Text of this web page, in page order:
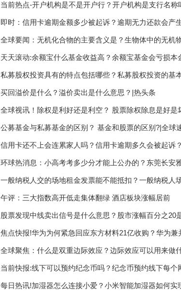
当前热点-开户机构是不是开户行？开户机构是支行名称
即时：信用卡逾期金额多少被起诉？逾期无力还款会产
全球要闻：无机化合物的主要含义是？生物体中的无机
天天滚动:余额宝什么基金收益高？余额宝基金会亏损本
私募股权投资具有的特点包括哪些？私募股权投资的基
买回溢价是什么？溢价卖出是什么意思？|热头条
全球视讯！除权是利好还是利空？ 股票除权除息是好是
公募基金与私募基金的区别？ 基金和股票的区别?|全球
信用卡还不上会连累家人吗？信用卡逾期多久会被起诉？
环球热消息：小高考考多少分才能上公办的？东莞长安
一般纳税人交的场地租金发票能不能抵扣？一般纳税人
点
午评：三大指数高开低走集体翻绿 酒店板块涨幅居前
股票发现中线卖出信号是什么意思？股市涨幅百分之20
焦点快报!华为为何紧急回应东方材料21亿收购？华为兼
全球聚焦：什么是双重边际效应？边际效应可以用来做
当前快报:线下可以预约纪念币吗？纪念币预约线下每个
每日热讯!加湿器怎么连接小爱？小米智能加湿器如何实